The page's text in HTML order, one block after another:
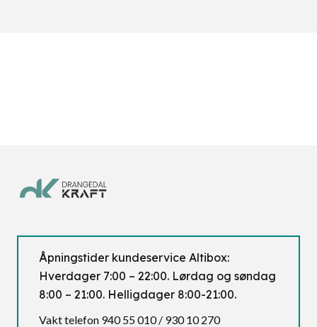
Åpningstider kundeservice Altibox:
Hverdager 7:00 – 22:00. Lørdag og søndag
8:00 – 21:00. Helligdager 8:00-21:00.
Vakt telefon 940 55 010 / 930 10 270